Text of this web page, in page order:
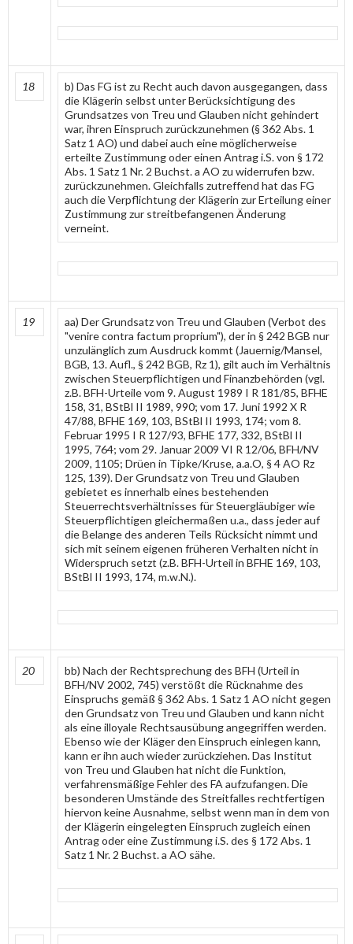
18
b) Das FG ist zu Recht auch davon ausgegangen, dass
die Klägerin selbst unter Berücksichtigung des
Grundsatzes von Treu und Glauben nicht gehindert
war, ihren Einspruch zurückzunehmen (§ 362 Abs. 1
Satz 1 AO) und dabei auch eine möglicherweise
erteilte Zustimmung oder einen Antrag i.S. von § 172
Abs. 1 Satz 1 Nr. 2 Buchst. a AO zu widerrufen bzw.
zurückzunehmen. Gleichfalls zutreffend hat das FG
auch die Verpflichtung der Klägerin zur Erteilung einer
Zustimmung zur streitbefangenen Änderung
verneint.
19
aa) Der Grundsatz von Treu und Glauben (Verbot des
"venire contra factum proprium"), der in § 242 BGB nur
unzulänglich zum Ausdruck kommt (Jauernig/Mansel,
BGB, 13. Aufl., § 242 BGB, Rz 1), gilt auch im Verhältnis
zwischen Steuerpflichtigen und Finanzbehörden (vgl.
z.B. BFH-Urteile vom 9. August 1989 I R 181/85, BFHE
158, 31, BStBl II 1989, 990; vom 17. Juni 1992 X R
47/88, BFHE 169, 103, BStBl II 1993, 174; vom 8.
Februar 1995 I R 127/93, BFHE 177, 332, BStBl II
1995, 764; vom 29. Januar 2009 VI R 12/06, BFH/NV
2009, 1105; Drüen in Tipke/Kruse, a.a.O, § 4 AO Rz
125, 139). Der Grundsatz von Treu und Glauben
gebietet es innerhalb eines bestehenden
Steuerrechtsverhältnisses für Steuergläubiger wie
Steuerpflichtigen gleichermaßen u.a., dass jeder auf
die Belange des anderen Teils Rücksicht nimmt und
sich mit seinem eigenen früheren Verhalten nicht in
Widerspruch setzt (z.B. BFH-Urteil in BFHE 169, 103,
BStBl II 1993, 174, m.w.N.).
20
bb) Nach der Rechtsprechung des BFH (Urteil in
BFH/NV 2002, 745) verstößt die Rücknahme des
Einspruchs gemäß § 362 Abs. 1 Satz 1 AO nicht gegen
den Grundsatz von Treu und Glauben und kann nicht
als eine illoyale Rechtsausübung angegriffen werden.
Ebenso wie der Kläger den Einspruch einlegen kann,
kann er ihn auch wieder zurückziehen. Das Institut
von Treu und Glauben hat nicht die Funktion,
verfahrensmäßige Fehler des FA aufzufangen. Die
besonderen Umstände des Streitfalles rechtfertigen
hiervon keine Ausnahme, selbst wenn man in dem von
der Klägerin eingelegten Einspruch zugleich einen
Antrag oder eine Zustimmung i.S. des § 172 Abs. 1
Satz 1 Nr. 2 Buchst. a AO sähe.